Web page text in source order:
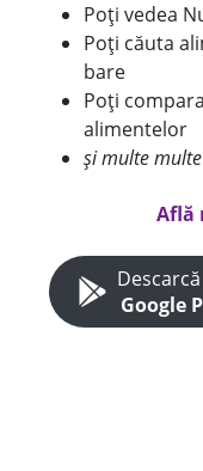
Poți vedea
Poți căuta
bare
Poți
alimentelor
și multe
Află
Google